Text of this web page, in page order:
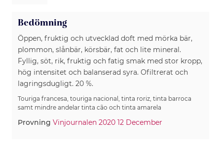
Bedömning
Öppen, fruktig och utvecklad doft med mörka bär,
plommon, slånbär, körsbär, fat och lite mineral.
Fyllig, söt, rik, fruktig och fatig smak med stor kropp,
hög intensitet och balanserad syra. Ofiltrerat och
lagringsdugligt. 20 %.
Touriga francesa, touriga nacional, tinta roriz, tinta barroca
samt mindre andelar tinta cão och tinta amarela
Provning Vinjournalen 2020 12 December